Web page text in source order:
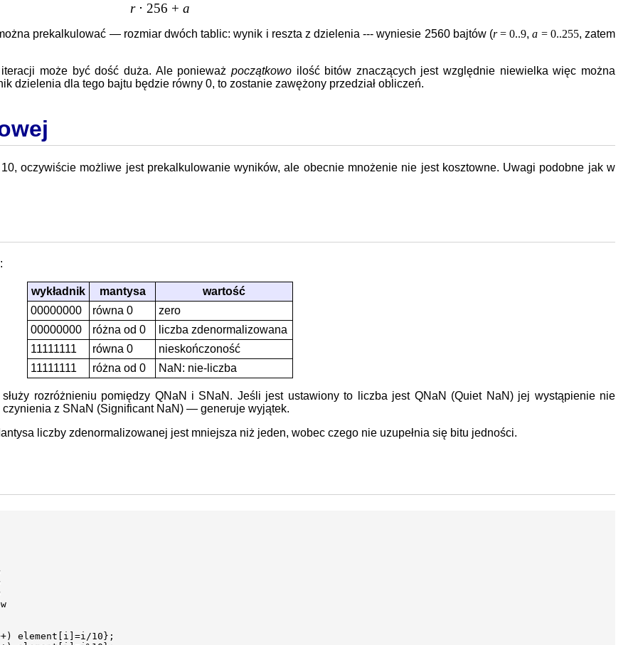
r⋅ 256 + a
prekalkulować — rozmiar dwóch tablic: wynik i reszta z dzielenia --- wyniesie 2560 bajtów (r= 0..9,a = 0..255, zatem
może być dość duża. Ale ponieważ początkowoilość bitów znaczących jest względnie niewielka więc można
dzielenia dla tego bajtu będzie równy 0, to zostanie zawężony przedział obliczeń.
oczywiście możliwe jest prekalkulowanie wyników, ale obecnie mnożenie nie jest kosztowne. Uwagi podobne jak w
wykładnik mantysa
wartość
00000000
równa 0
zero
00000000
różna od 0
liczba zdenormalizowana
11111111
równa 0
nieskończoność
11111111
różna od 0 NaN: nie-liczba
rozróżnieniu pomiędzy QNaN i SNaN. Jeśli jest ustawiony to liczba jest QNaN (Quiet NaN) jej wystąpienie nie
z SNaN (Significant NaN) — generuje wyjątek.
liczby zdenormalizowanej jest mniejsza niż jeden, wobec czego nie uzupełnia się bitu jedności.
element[i]=i/10};